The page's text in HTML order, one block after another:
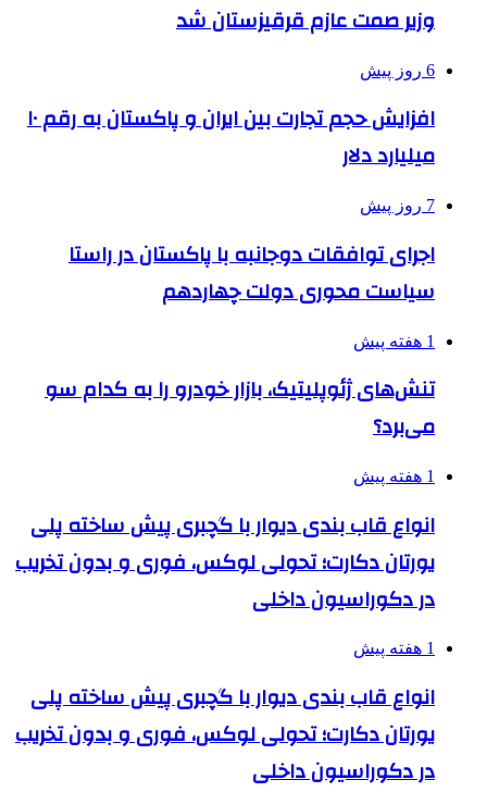
وزیر صمت عازم قرقیزستان شد
6 روز پیش
افزایش حجم تجارت بین ایران و پاکستان به رقم ۱۰
میلیارد دلار
7 روز پیش
اجرای توافقات دوجانبه با پاکستان در راستا
سیاست محوری دولت چهاردهم
1 هفته پیش
تنش‌های ژئوپلیتیک، بازار خودرو را به کدام سو
می‌برد؟
1 هفته پیش
انواع قاب بندی دیوار با گچبری پیش ساخته پلی
یورتان دکارت؛ تحولی لوکس، فوری و بدون تخریب
در دکوراسیون داخلی
1 هفته پیش
انواع قاب بندی دیوار با گچبری پیش ساخته پلی
یورتان دکارت؛ تحولی لوکس، فوری و بدون تخریب
در دکوراسیون داخلی